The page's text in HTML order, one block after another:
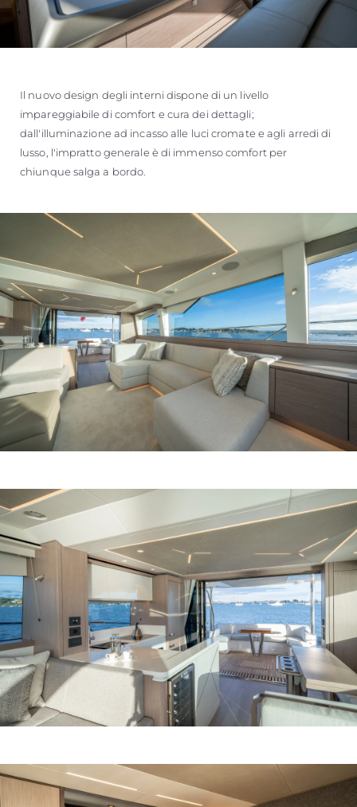
Il nuovo design degli interni dispone di un livello
impareggiabile di comfort e cura dei dettagli;
dall'illuminazione ad incasso alle luci cromate e agli arredi di
lusso, l'impratto generale è di immenso comfort per
chiunque salga a bordo.